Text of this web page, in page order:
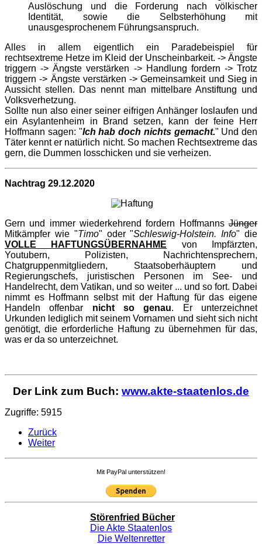
Auslöschung und die Forderung nach völkischer
Identität, sowie die Selbsterhöhung mit
unausgesprochenem Führungsanspruch.
Alles in allem eigentlich ein Paradebeispiel für
rechtsextreme Hetze im Kleid der Unscheinbarkeit. -> Ängste
triggern -> Ängste verstärken -> Handlung fordern -> Trotz
triggern -> Ängste verstärken -> Gemeinsamkeit und Sieg in
Aussicht stellen. Das nennt man mittelbare Anstiftung und
Volksverhetzung.
Sollte nun also einer seiner eifrigen Anhänger loslaufen und
ein Asylantenheim in Brand setzen, kann der feine Herr
Hoffmann sagen: "Ich hab doch nichts gemacht." Und den
Täter kennt er natürlich nicht. So machen Rechtsextreme das
gern, die Dummen losschicken und sie verheizen.
Nachtrag 29.12.2020
Gern und immer wiederkehrend fordern Hoffmanns Jünger
Mitkämpfer wie "Timo" oder "Schleswig-Holstein. Info" die
VOLLE HAFTUNGSÜBERNAHME von Impfärzten,
Youtubern, Polizisten, Nachrichtensprechern,
Chatgruppenmitgliedern, Staatsoberhäuptern und
Regierungschefs, juristischen Personen im See- und
Handelrecht, dem Vatikan, und so weiter ... und so fort. Dabei
nimmt es Hoffmann selbst mit der Haftung für das eigene
Handeln offenbar nicht so genau. Er unterzeichnet
Urkunden lediglich mit seinem Vornamen und sieht sich nicht
genötigt, die erforderliche Haftung zu übernehmen für das,
was er da so unterzeichnet.
Der Link zum Buch: www.akte-staatenlos.de
Zugriffe: 5915
Zurück
Weiter
Mit PayPal unterstützen!
Störenfried Bücher
Die Akte Staatenlos
Die Weltenretter